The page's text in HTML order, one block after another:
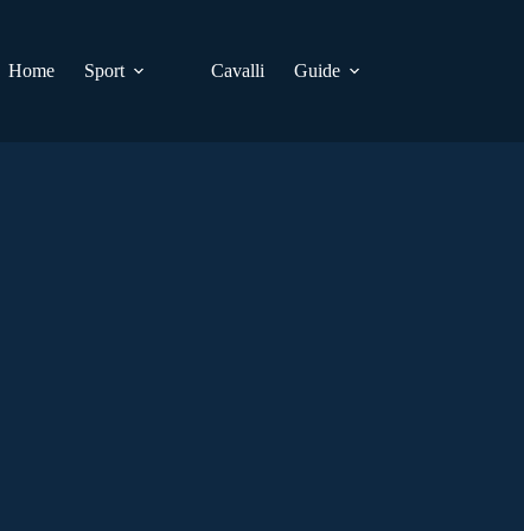
Home
Sport Cavalli Guide